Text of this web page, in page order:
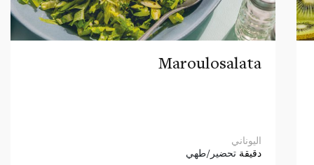
Maroulosalata
اليوناني
دقيقة تحضير/طهي